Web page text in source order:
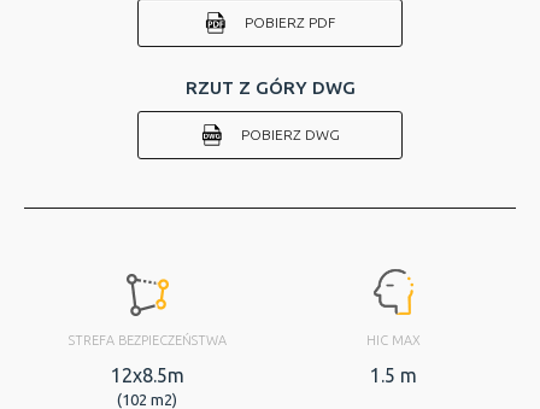
POBIERZ PDF
RZUT Z GÓRY DWG
POBIERZ DWG
STREFA BEZPIECZEŃSTWA
12x8.5m
(102 m2)
HIC MAX
1.5 m